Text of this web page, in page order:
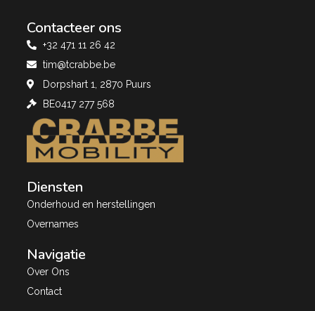
Contacteer ons
+32 471 11 26 42
tim@tcrabbe.be
Dorpshart 1, 2870 Puurs
BE0417 277 568
Diensten
Onderhoud en herstellingen
Overnames
Navigatie
Over Ons
Contact